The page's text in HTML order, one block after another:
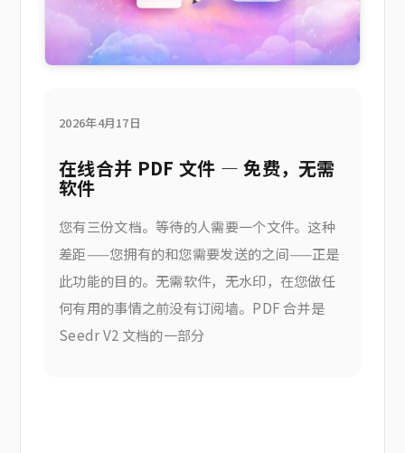
2026年4月17日
在线合并 PDF 文件 — 免费，无需
软件
您有三份文档。等待的人需要一个文件。这种
差距——您拥有的和您需要发送的之间——正是
此功能的目的。无需软件，无水印，在您做任
何有用的事情之前没有订阅墙。PDF 合并是
Seedr V2 文档的一部分